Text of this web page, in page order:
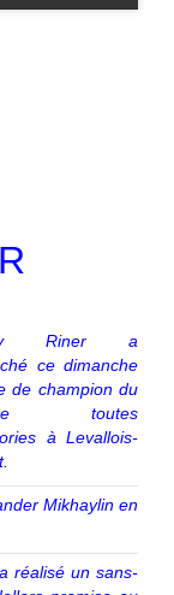
Riner a
ce dimanche
de champion du
toutes
à Levallois-
Mikhaylin en
réalisé un sans-